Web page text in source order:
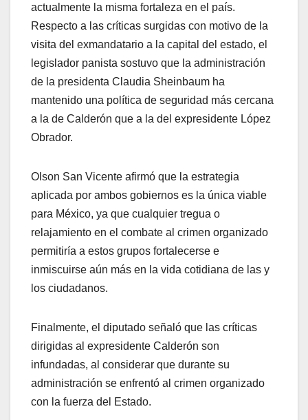
actualmente la misma fortaleza en el país.
Respecto a las críticas surgidas con motivo de la
visita del exmandatario a la capital del estado, el
legislador panista sostuvo que la administración
de la presidenta Claudia Sheinbaum ha
mantenido una política de seguridad más cercana
a la de Calderón que a la del expresidente López
Obrador.
Olson San Vicente afirmó que la estrategia
aplicada por ambos gobiernos es la única viable
para México, ya que cualquier tregua o
relajamiento en el combate al crimen organizado
permitiría a estos grupos fortalecerse e
inmiscuirse aún más en la vida cotidiana de las y
los ciudadanos.
Finalmente, el diputado señaló que las críticas
dirigidas al expresidente Calderón son
infundadas, al considerar que durante su
administración se enfrentó al crimen organizado
con la fuerza del Estado.